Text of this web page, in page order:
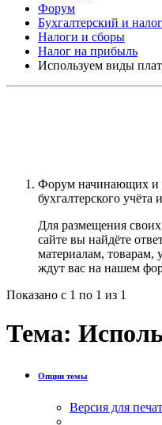
Форум
Бухгалтерский и
Налоги и сборы
Налог на прибыль
Используем виды
Форум начинающих и
бухгалтерского
Для размещения
сайте вы найдёте
материалам, товарам,
ждут вас на нашем
Показано с 1 по 1 из 1
Тема:
Опции темы
Версия для